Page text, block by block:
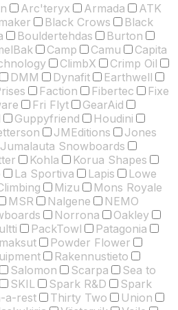
Arc'teryx Armada
ATK
Black Crows
Black
Bouldertehdas
Burton
Camp Camu
Capita
ClimbX
Crimp Oil
DMM Dynafit
Earthwell
Faction Fibertec
Fixe
Fri Flyt
GearAid
Guppyfriend
Houdini
JMEditions
Jones
Jumalauta Snowboards
Kohla
Korua Shapes
La Sportiva Lapis
Lowe
Mizu
Mons Royale
MSR Nalgene
NEMO
Norrona
Oakley
PackTowl
Patagonia
Powder Flower
Rakennustieto
Salomon Scarpa
Sea to
SKIL Spark R&D
Spark
a-rest Thirty Two
Union